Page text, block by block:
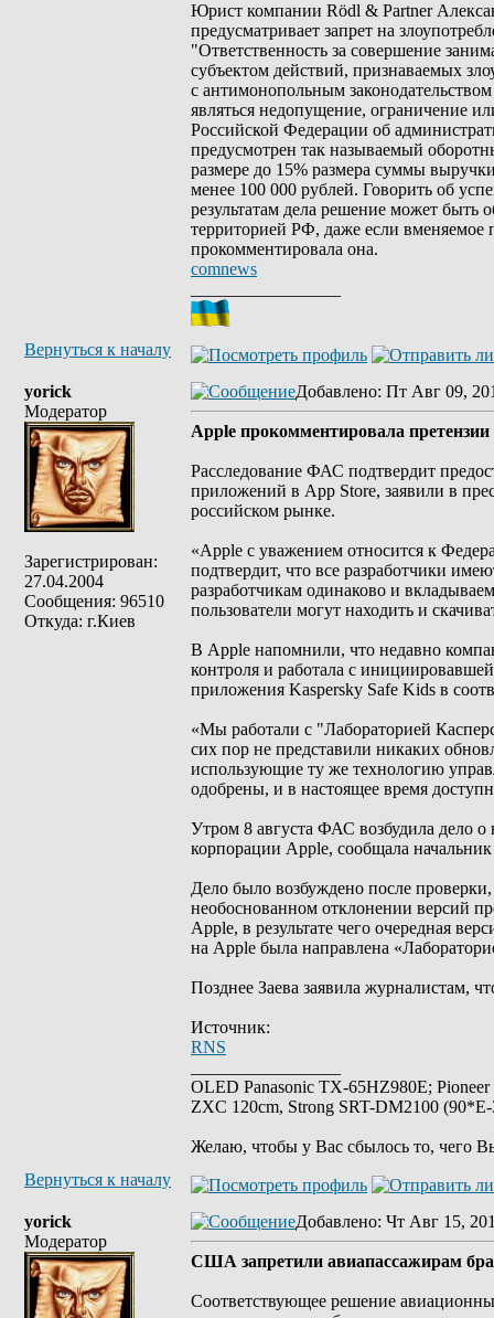
Юрист компании Rödl & Partner
предусматривает запрет на
"Ответственность за совершение
субъектом действий, признаваемых
с антимонопольным
являться недопущение, ограничение
Российской Федерации об
предусмотрен так называемый
размере до 15% размера суммы
менее 100 000 рублей. Говорить об
результатам дела решение может
территорией РФ, даже если вменяемое
прокомментировала она.
comnews
Вернуться к началу
yorick
Модератор
Зарегистрирован:
27.04.2004
Сообщения: 96510
Откуда: г.Киев
Добавлено: Пт Авг 09,
Apple прокомментировала
Расследование ФАС подтвердит
приложений в App Store, заявили в
российском рынке.
«Apple с уважением относится к
подтвердит, что все разработчики
разработчикам одинаково и
пользователи могут находить и
В Apple напомнили, что недавно
контроля и работала с
приложения Kaspersky Safe Kids в
«Мы работали с "Лабораторией
сих пор не представили никаких
использующие ту же технологию
одобрены, и в настоящее время
Утром 8 августа ФАС возбудила дело
корпорации Apple, сообщала
Дело было возбуждено после
необоснованном отклонении версий
Apple, в результате чего очередная
на Apple была направлена
Позднее Заева заявила журналистам,
Источник:
RNS
OLED Panasonic TX-65HZ980E;
ZXC 120cm, Strong SRT-DM2100
Желаю, чтобы у Вас сбылось то, чего
Вернуться к началу
yorick
Модератор
Добавлено: Чт Авг 15,
США запретили авиапассажирам
Соответствующее решение